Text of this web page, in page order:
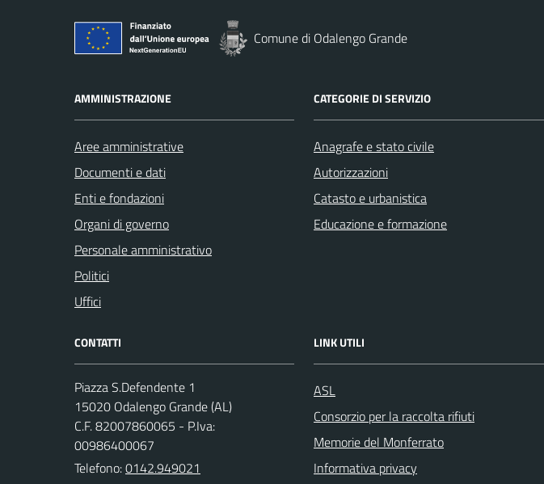
Comune di Odalengo Grande
AMMINISTRAZIONE
Aree amministrative
Documenti e dati
Enti e fondazioni
Organi di governo
Personale amministrativo
Politici
Uffici
CATEGORIE DI SERVIZIO
Anagrafe e stato civile
Autorizzazioni
Catasto e urbanistica
Educazione e formazione
CONTATTI
Piazza S.Defendente 1
15020 Odalengo Grande (AL)
C.F. 82007860065 - P.Iva:
00986400067
Telefono:0142.949021
LINK UTILI
ASL
Consorzio per la raccolta rifiuti
Memorie del Monferrato
Informativa privacy